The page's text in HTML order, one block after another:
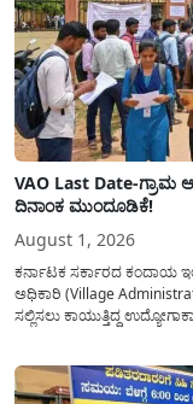
VAO Last Date-ಗ್ರಾಮ
ದಿನಾಂಕ ಮುಂದೂಡಿಕೆ!
August 1, 2026
ಕರ್ನಾಟಕ ಸರ್ಕಾರದ ಕಂದಾಯ
ಅಧಿಕಾರಿ (Village
ಸಲ್ಲಿಸಲು ಕಾಯುತ್ತಿದ್ದ